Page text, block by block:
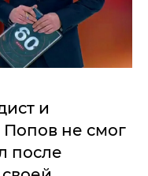
и
не смог
после